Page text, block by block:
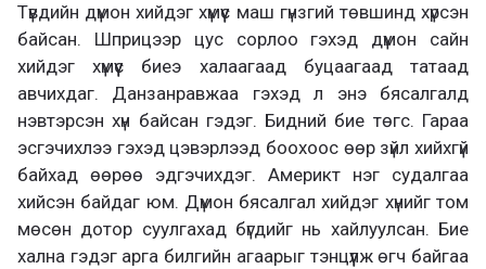
Түвдийн дүмон хийдэг хүмүүс маш гүнзгий төвшинд хүрсэн
байсан. Шприцээр цус сорлоо гэхэд дүмон сайн
хийдэг хүмүүс биеэ халаагаад буцаагаад татаад
авчихдаг. Данзанравжаа гэхэд л энэ бясалгалд
нэвтэрсэн хүн байсан гэдэг. Бидний бие төгс. Гараа
эсгэчихлээ гэхэд цэвэрлээд боохоос өөр зүйл хийхгүй
байхад өөрөө эдгэчихдэг. Америкт нэг судалгаа
хийсэн байдаг юм. Дүмон бясалгал хийдэг хүнийг том
мөсөн дотор суулгахад бүгдийг нь хайлуулсан. Бие
хална гэдэг арга билгийн агаарыг тэнцүүлж өгч байгаа